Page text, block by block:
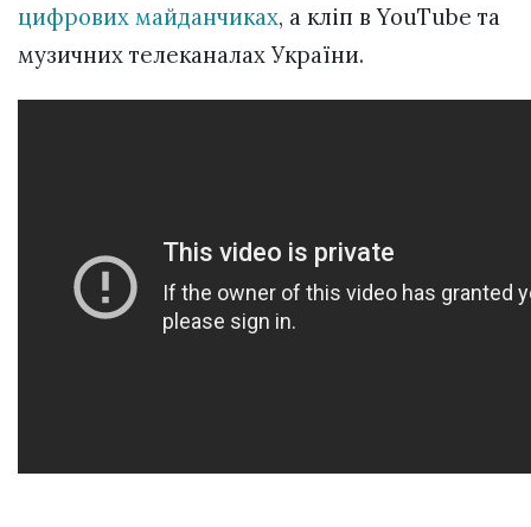
цифрових майданчиках, а кліп в YouTube та
музичних телеканалах України.